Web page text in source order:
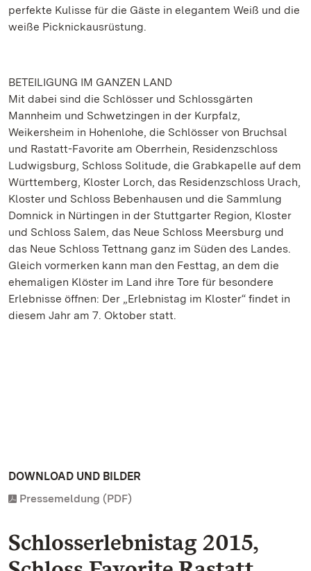
perfekte Kulisse für die Gäste in elegantem Weiß und die
weiße Picknickausrüstung.
BETEILIGUNG IM GANZEN LAND
Mit dabei sind die Schlösser und Schlossgärten
Mannheim und Schwetzingen in der Kurpfalz,
Weikersheim in Hohenlohe, die Schlösser von Bruchsal
und Rastatt-Favorite am Oberrhein, Residenzschloss
Ludwigsburg, Schloss Solitude, die Grabkapelle auf dem
Württemberg, Kloster Lorch, das Residenzschloss Urach,
Kloster und Schloss Bebenhausen und die Sammlung
Domnick in Nürtingen in der Stuttgarter Region, Kloster
und Schloss Salem, das Neue Schloss Meersburg und
das Neue Schloss Tettnang ganz im Süden des Landes.
Gleich vormerken kann man den Festtag, an dem die
ehemaligen Klöster im Land ihre Tore für besondere
Erlebnisse öffnen: Der „Erlebnistag im Kloster“ findet in
diesem Jahr am 7. Oktober statt.
DOWNLOAD UND BILDER
Pressemeldung (PDF)
Schlosserlebnistag 2015,